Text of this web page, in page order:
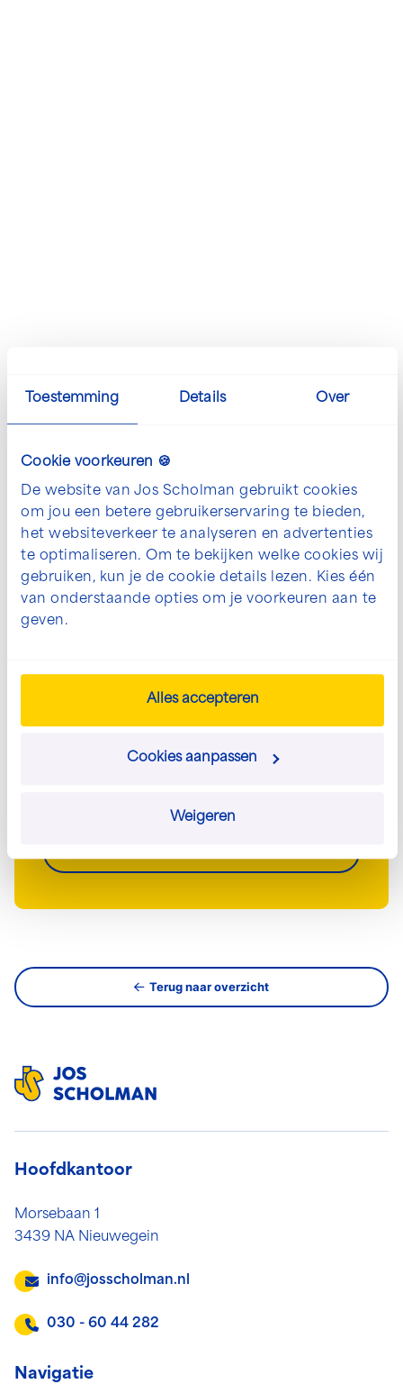
Toestemming Details Over
Cookie voorkeuren 🍪
De website van Jos Scholman gebruikt cookies
om jou een betere gebruikerservaring te bieden,
het websiteverkeer te analyseren en advertenties
te optimaliseren. Om te bekijken welke cookies wij
gebruiken, kun je de cookie details lezen. Kies één
van onderstaande opties om je voorkeuren aan te
geven.
Alles accepteren
Cookies aanpassen
Weigeren
De mogelijkheden voor jouw
project bespreken?
We denken graag met je mee. Neem contact
info@josscholman.nl
Terug naar overzicht
Hoofdkantoor
Morsebaan 1
3439 NA Nieuwegein
info@josscholman.nl
030 - 60 44 282
Navigatie